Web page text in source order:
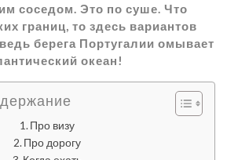
соседом. Это по суше. Что
границ, то здесь вариантов
берега Португалии омывает
океан!
Про визу
Про дорогу